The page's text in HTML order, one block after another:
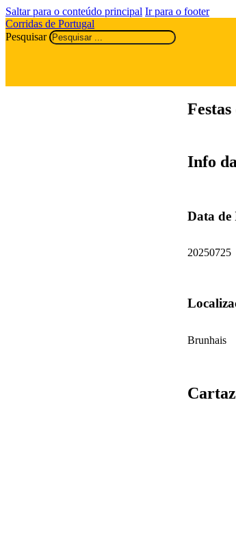
Saltar para o conteúdo principal Ir para o footer
Corridas de Portugal
Pesquisar
Info
Data de
20250725
Brunhais